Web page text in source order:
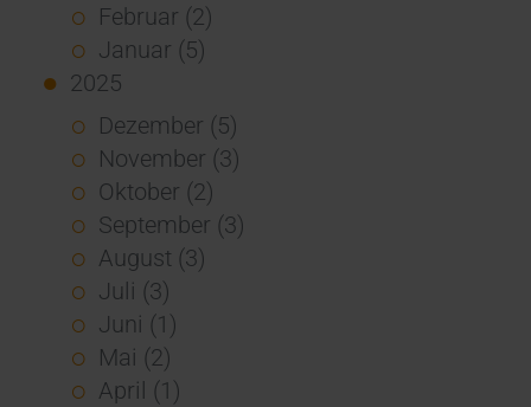
Februar (2)
Januar (5)
2025
Dezember (5)
November (3)
Oktober (2)
September (3)
August (3)
Juli (3)
Juni (1)
Mai (2)
April (1)